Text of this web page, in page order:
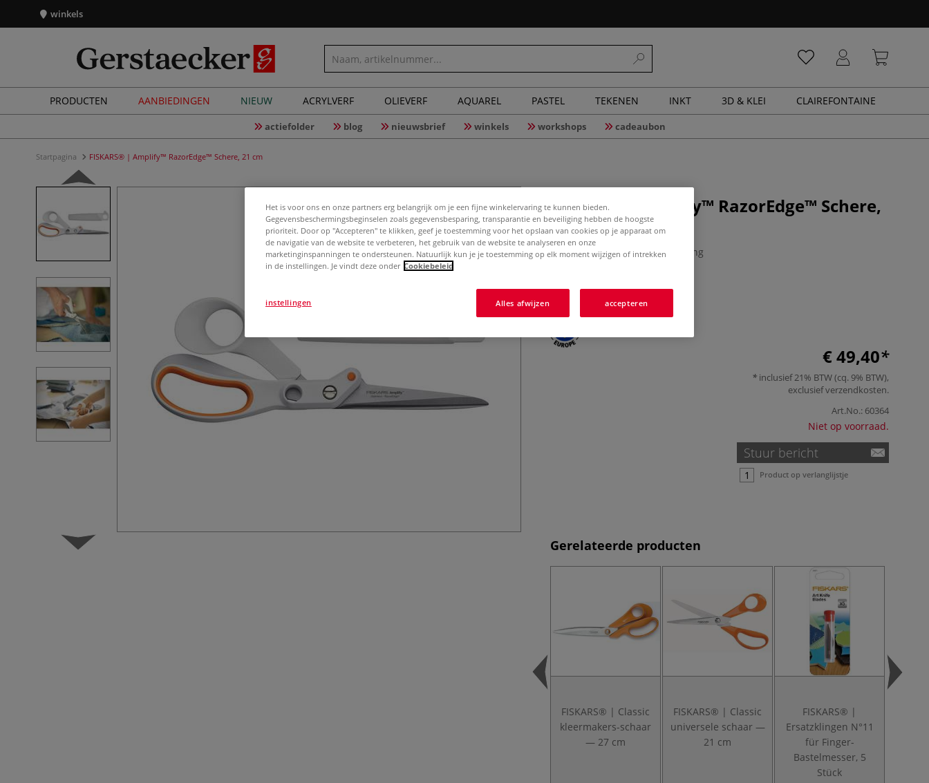
winkels
PRODUCTEN AANBIEDINGEN NIEUW ACRYLVERF OLIEVERF AQUAREL PASTEL TEKENEN INKT 3D & KLEI CLAIREFONTAINE
actiefolder blog nieuwsbrief winkels workshops cadeaubon
Startpagina FISKARS® | Amplify™ RazorEdge™ Schere, 21 cm
FISKARS® | Amplify™ RazorEdge™ Schere,
21 cm
0 Beoordeling
€ 49,40
inclusief 21% BTW (cq. 9% BTW),
exclusiefverzendkosten.
Art.No.: 60364
Niet op voorraad.
Stuur bericht
Product op verlanglijstje
Gerelateerde producten
FISKARS® | Classic
kleermakers-schaar
— 27 cm
FISKARS® | Classic
universele schaar —
21 cm
FISKARS® |
Ersatzklingen N°11
für Finger-
Bastelmesser, 5
Stück
Het is voor ons en onze partners erg belangrijk om je een fijne winkelervaring te kunnen bieden.
Gegevensbeschermingsbeginselen zoals gegevensbesparing, transparantie en beveiliging hebben de hoogste
prioriteit. Door op "Accepteren" te klikken, geef je toestemming voor het opslaan van cookies op je apparaat om
de navigatie van de website te verbeteren, het gebruik van de website te analyseren en onze
marketinginspanningen te ondersteunen. Natuurlijk kun je je toestemming op elk moment wijzigen of intrekken
in de instellingen. Je vindt deze onder Cookiebeleid
Alles afwijzen accepteren
instellingen